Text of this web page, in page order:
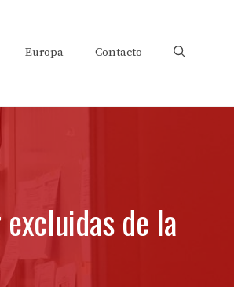
Europa Contacto
de la